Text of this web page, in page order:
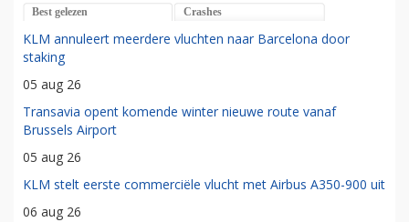
Best gelezen Crashes
KLM annuleert meerdere vluchten naar Barcelona door
staking
05 aug 26
Transavia opent komende winter nieuwe route vanaf
Brussels Airport
05 aug 26
KLM stelt eerste commerciële vlucht met Airbus A350-900 uit
06 aug 26